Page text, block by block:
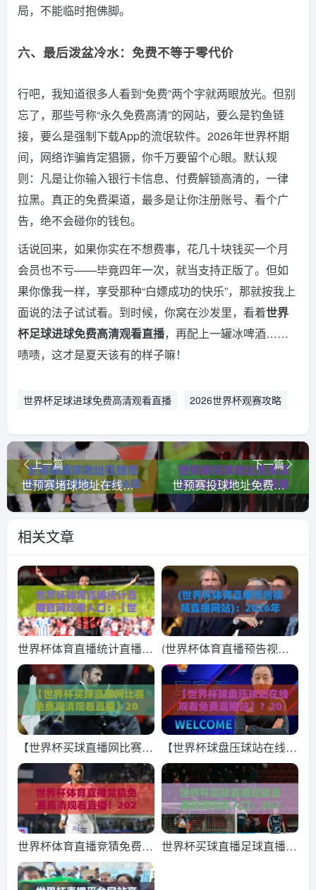
局，不能临时抱佛脚。
六、最后泼盆冷水：免费不等于零代价
行吧，我知道很多人看到“免费”两个字就两眼放光。但别
忘了，那些号称“永久免费高清”的网站，要么是钓鱼链
接，要么是强制下载App的流氓软件。2026年世界杯期
间，网络诈骗肯定猖獗，你千万要留个心眼。默认规
则：凡是让你输入银行卡信息、付费解锁高清的，一律
拉黑。真正的免费渠道，最多是让你注册账号、看个广
告，绝不会碰你的钱包。
话说回来，如果你实在不想费事，花几十块钱买一个月
会员也不亏——毕竟四年一次，就当支持正版了。但如
果你像我一样，享受那种“白嫖成功的快乐”，那就按我上
面说的法子试试看。到时候，你窝在沙发里，看着世界
杯足球进球免费高清观看直播，再配上一罐冰啤酒……
啧啧，这才是夏天该有的样子嘛！
世界杯足球进球免费高清观看直播 2026世界杯观赛攻略
上一篇
世预赛堵球地址在线观看免费直播站：2026年最全观赛攻略与避坑指南
下一篇
世预赛投球地址免费高清观看直播！【世预赛直播】2026最新观赛指南
相关文章
世界杯体育直播统计直播官
网观看入口：【世界杯体育
直播统计直播官网观看入
口】2026年观赛全攻略
(世界杯体育直播预告视频
直播网站)：2026年看球必
备！这6个视频直播网站让
你不错过每一场精彩，附赛
程预告与观看技巧
【世界杯买球直播网比赛免
费高清观看直播】2026年
球迷必看的高清观赛全攻略
【世界杯球盘压球站在线观
看免费直播站】？2026年
最新观赛指南来了！
世界杯体育直播竞猜免费高
清观看直播！2026年观赛
世界杯买球直播足球直播官